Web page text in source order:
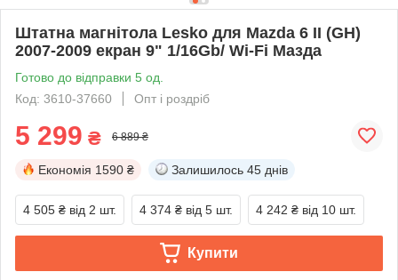
Штатна магнітола Lesko для Mazda 6 II (GH)
2007-2009 екран 9" 1/16Gb/ Wi-Fi Мазда
Готово до відправки 5 од.
Код: 3610-37660
Опт і роздріб
5 299 ₴ 6 889 ₴
Економія 1590 ₴ Залишилось 45 днів
4 505 ₴ від 2 шт. 4 374 ₴ від 5 шт. 4 242 ₴ від 10 шт.
Купити